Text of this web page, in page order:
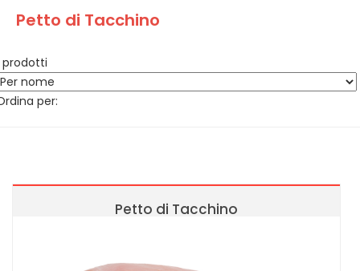
Petto di Tacchino
prodotti
per:
Petto di Tacchino